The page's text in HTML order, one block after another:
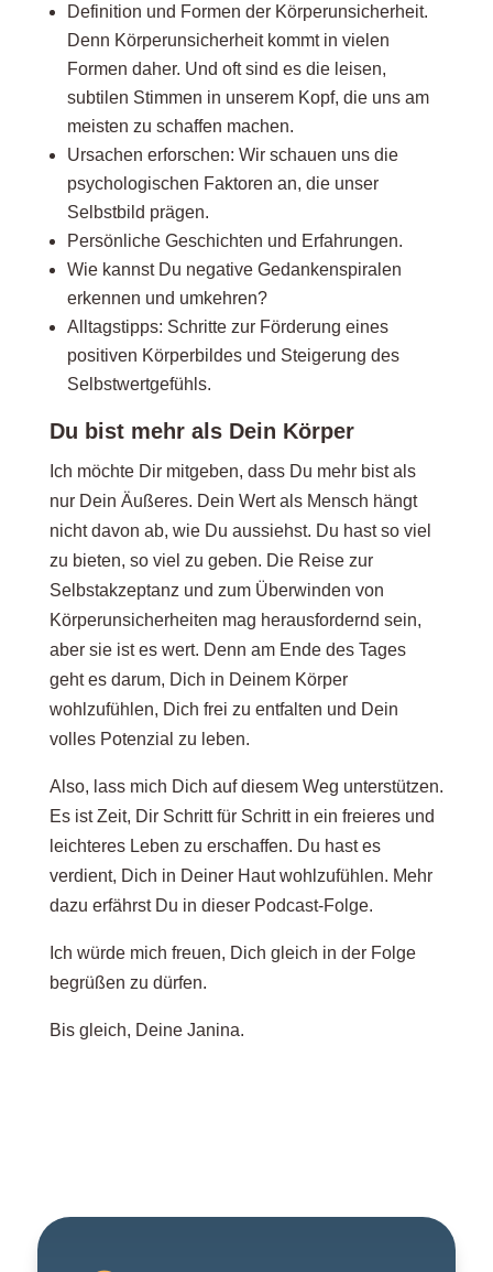
Definition und Formen der Körperunsicherheit.
Denn Körperunsicherheit kommt in vielen
Formen daher. Und oft sind es die leisen,
subtilen Stimmen in unserem Kopf, die uns am
meisten zu schaffen machen.
Ursachen erforschen: Wir schauen uns die
psychologischen Faktoren an, die unser
Selbstbild prägen.
Persönliche Geschichten und Erfahrungen.
Wie kannst Du negative Gedankenspiralen
erkennen und umkehren?
Alltagstipps: Schritte zur Förderung eines
positiven Körperbildes und Steigerung des
Selbstwertgefühls.
Du bist mehr als Dein Körper
Ich möchte Dir mitgeben, dass Du mehr bist als
nur Dein Äußeres. Dein Wert als Mensch hängt
nicht davon ab, wie Du aussiehst. Du hast so viel
zu bieten, so viel zu geben. Die Reise zur
Selbstakzeptanz und zum Überwinden von
Körperunsicherheiten mag herausfordernd sein,
aber sie ist es wert. Denn am Ende des Tages
geht es darum, Dich in Deinem Körper
wohlzufühlen, Dich frei zu entfalten und Dein
volles Potenzial zu leben.
Also, lass mich Dich auf diesem Weg unterstützen.
Es ist Zeit, Dir Schritt für Schritt in ein freieres und
leichteres Leben zu erschaffen. Du hast es
verdient, Dich in Deiner Haut wohlzufühlen. Mehr
dazu erfährst Du in dieser Podcast-Folge.
Ich würde mich freuen, Dich gleich in der Folge
begrüßen zu dürfen.
Bis gleich, Deine Janina.